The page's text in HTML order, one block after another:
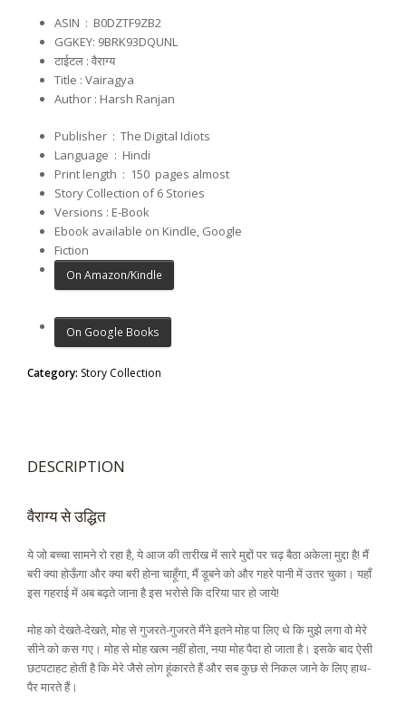
ASIN ‏ : ‎ B0DZTF9ZB2
GGKEY: 9BRK93DQUNL
टाईटल : वैराग्य
Title : Vairagya
Author : Harsh Ranjan
Publisher ‏ : ‎ The Digital Idiots
Language ‏ : ‎ Hindi
Print length ‏ : ‎ 150 pages almost
Story Collection of 6 Stories
Versions : E-Book
Ebook available on Kindle, Google
Fiction
On Amazon/Kindle
On Google Books
Category: Story Collection
DESCRIPTION
वैराग्य से उद्धित
ये जो बच्चा सामने रो रहा है, ये आज की तारीख में सारे मुद्दों पर चढ़ बैठा अकेला मुद्दा है! मैं
बरी क्या होऊँगा और क्या बरी होना चाहूँगा, मैं डूबने को और गहरे पानी में उतर चुका। यहाँ
इस गहराई में अब बढ़ते जाना है इस भरोसे कि दरिया पार हो जाये!
मोह को देखते-देखते, मोह से गुजरते-गुजरते मैंने इतने मोह पा लिए थे कि मुझे लगा वो मेरे
सीने को कस गए। मोह से मोह खत्म नहीं होता, नया मोह पैदा हो जाता है। इसके बाद ऐसी
छटपटाहट होती है कि मेरे जैसे लोग हूंकारते हैं और सब कुछ से निकल जाने के लिए हाथ-
पैर मारते हैं।